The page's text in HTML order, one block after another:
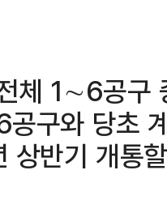
체 1∼6공
구와 당초
반기 개통